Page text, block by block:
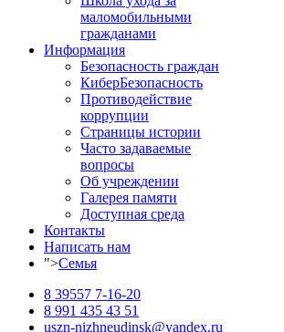
маломобильными
гражданами
Информация
Безопасность граждан
КиберБезопасность
Противодействие
коррупции
Страницы истории
Часто задаваемые
вопросы
Об учреждении
Галерея памяти
Доступная среда
Контакты
Написать нам
">Семья
8 39557 7-16-20
8 991 435 43 51
uszn-nizhneudinsk@yandex.ru